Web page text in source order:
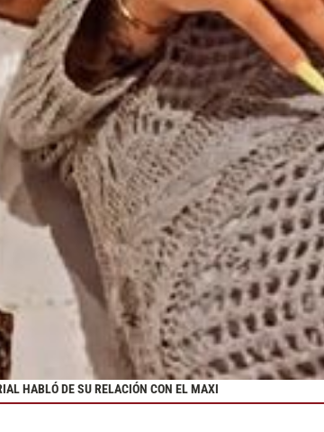
HABLÓ DE SU RELACIÓN CON EL MAXI